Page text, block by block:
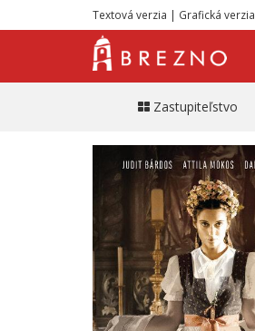
Textová verzia | Grafická verzia
Zastupiteľstvo